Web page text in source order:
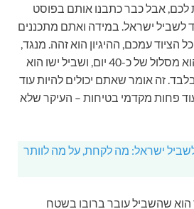
לכם, אבל כבר כתבנו אותם בפוסט
לשביל ישראל. במידה ואתם מתכננים
הציוד עמכם, ההיגיון הוא זהה. מנגד,
שביל ישראל (במלואו) הוא מסלול של כ-40 יום, ושביל ישו הוא
של 4 ימים בלבד. זה אומר שאתם יכולים להיות עוד
פחות מקדמי בטיחות – העיקר שלא
לשביל ישראל: מה לקחת, על מה לוותר
הוא שהשביל עובר ברובו בשטח